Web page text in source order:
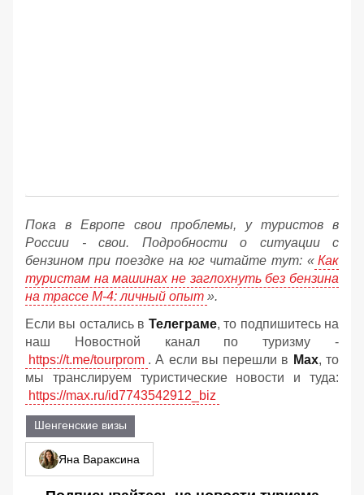
Пока в Европе свои проблемы, у туристов в
России - свои. Подробности о ситуации с
бензином при поездке на юг читайте тут: « Как
туристам на машинах не заглохнуть без бензина
на трассе М-4: личный опыт ».
Если вы остались в Телеграме, то подпишитесь на
наш Новостной канал по туризму -
https://t.me/tourprom . А если вы перешли в Мах, то
мы транслируем туристические новости и туда:
https://max.ru/id7743542912_biz
Шенгенские визы
Яна Вараксина